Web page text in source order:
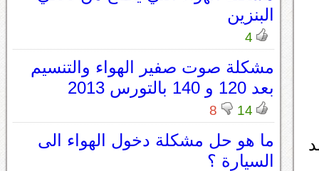
البنزين
4
مشكلة صوت صفير الهواء والتنسيم
بعد 120 و 140 بالتورس 2013
14
8
ما هو حل مشكلة دخول الهواء الى
السيارة ؟